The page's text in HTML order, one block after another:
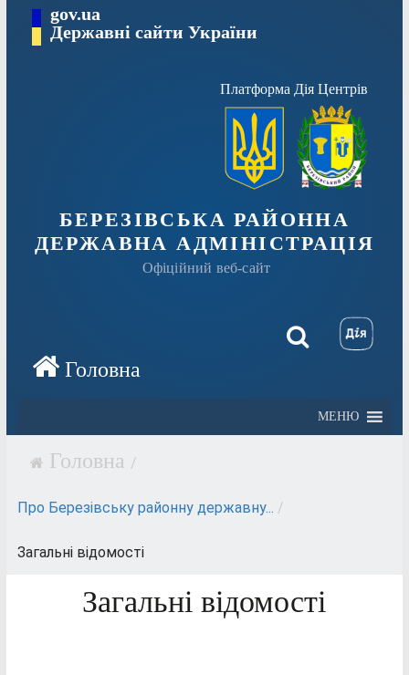
Перейтиgov.ua
Державні сайти України
Платформа Дія Центрів
БЕРЕЗІВСЬКА РАЙОННА
ДЕРЖАВНА АДМІНІСТРАЦІЯ
Офіційний веб-сайт
МЕНЮ
/
Про Березівську районну державну... /
Загальні відомості
Загальні відомості